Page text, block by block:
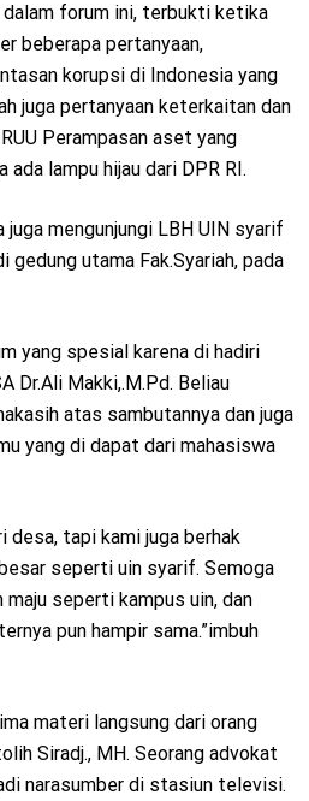
forum ini, terbukti ketika
beberapa pertanyaan,
korupsi di Indonesia yang
juga pertanyaan keterkaitan dan
Perampasan aset yang
lampu hijau dari DPR RI.
mengunjungi LBH UIN syarif
gedung utama Fak.Syariah, pada
yang spesial karena di hadiri
Dr.Ali Makki,.M.Pd. Beliau
atas sambutannya dan juga
yang di dapat dari mahasiswa
desa, tapi kami juga berhak
seperti uin syarif. Semoga
seperti kampus uin, dan
pun hampir sama.”imbuh
materi langsung dari orang
Siradj., MH. Seorang advokat
narasumber di stasiun televisi.